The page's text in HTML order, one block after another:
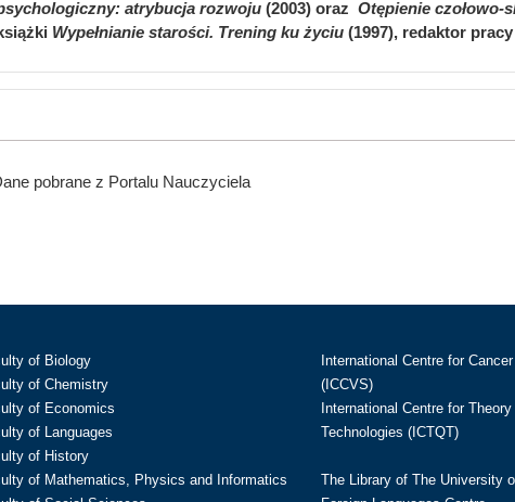
atrybucja rozwoju (2003) oraz Otępienie czołowo-
Wypełnianie starości. Trening ku życiu(1997), redaktor
pobrane z Portalu Nauczyciela
of Biology
of Chemistry
of Economics
of Languages
of History
of Mathematics, Physics and Informatics
International Centre for
(ICCVS)
International Centre for
Technologies (ICTQT)
The Library of The University